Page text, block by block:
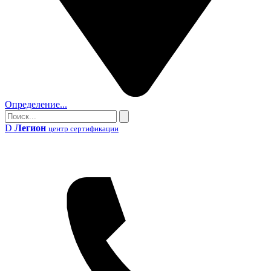
Определение...
Поиск
Поиск
D Легион центр сертификации